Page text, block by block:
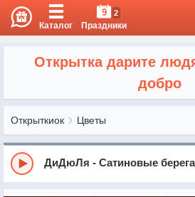
Каталог
9 2
Праздники
Открытка дарите
добро
Открыткиок Цветы
ДиДюЛя - Сатиновые берега